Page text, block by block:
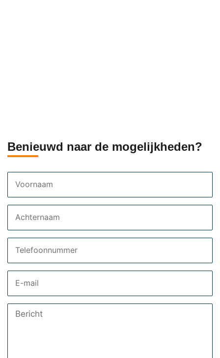
Benieuwd naar de mogelijkheden?
Bericht